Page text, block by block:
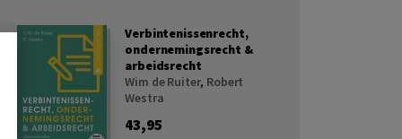
Verbintenissenrecht,
ondernemingsrecht &
arbeidsrecht
Wim de Ruiter, Robert
Westra
43,95